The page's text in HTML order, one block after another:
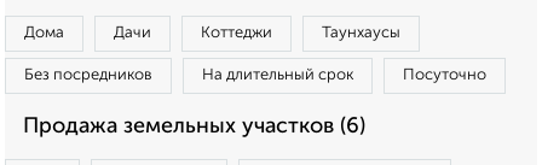
Дома Дачи Коттеджи Таунхаусы
Без посредников На длительный срок Посуточно
Продажа земельных участков (6)